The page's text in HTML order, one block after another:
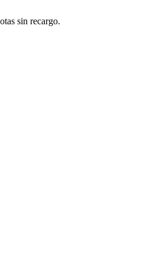
sin recargo.